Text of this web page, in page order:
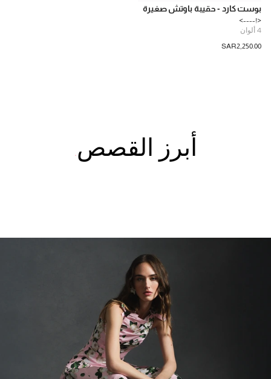
بوست كارد - حقيبة باوتش صغيرة
<!---->
4 ألوان
SAR‌2,250.00
أبرز القصص